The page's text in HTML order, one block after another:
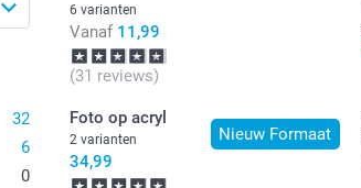
32
6
0
6 varianten
Vanaf 11,99
(31 reviews)
Nieuw Formaat
Foto op acryl
2 varianten
34,99